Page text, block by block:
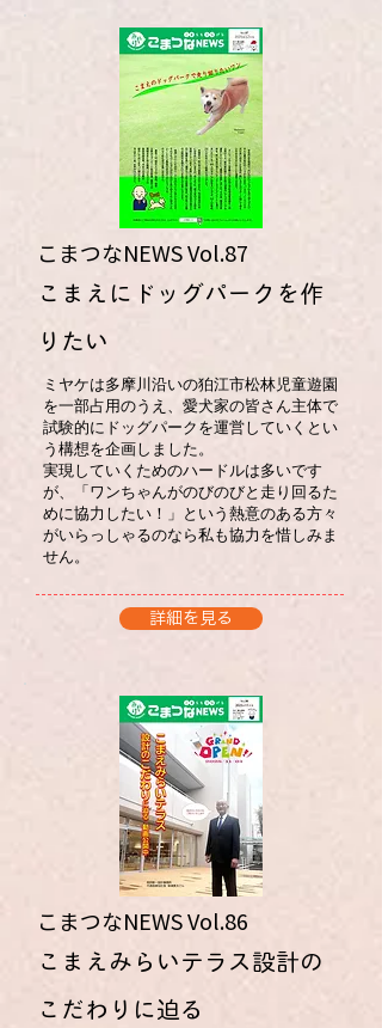
こまつなNEWS ​Vol.87
​こまえにドッグパークを作
りたい
ミヤケは多摩川沿いの狛江市松林児童遊園
を一部占用のうえ、愛犬家の皆さん主体で
試験的にドッグパークを運営していくとい
う構想を企画しました。
実現していくためのハードルは多いです
が、「ワンちゃんがのびのびと走り回るた
めに協力したい！」という熱意のある方々
がいらっしゃるのなら私も協力を惜しみま
せん。
詳細を見る
こまつなNEWS ​Vol.86
​こまえみらいテラス設計の
こだわりに迫る